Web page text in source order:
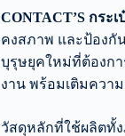
CONTACT’S กระ
คงสภาพ และป้องกั
บุรุษยุคใหม่ที่ต้องกา
งาน พร้อมเติมควา
วัสดุหลักที่ใช้ผลิตทั้